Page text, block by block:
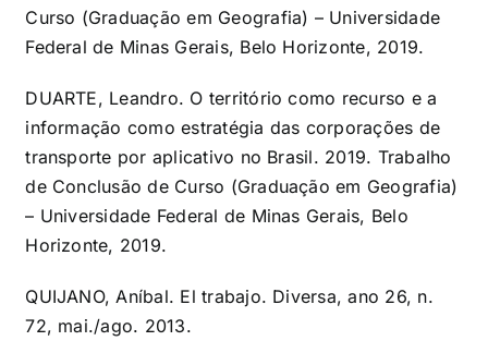
Curso (Graduação em Geografia) – Universidade
Federal de Minas Gerais, Belo Horizonte, 2019.
DUARTE, Leandro. O território como recurso e a
informação como estratégia das corporações de
transporte por aplicativo no Brasil. 2019. Trabalho
de Conclusão de Curso (Graduação em Geografia)
– Universidade Federal de Minas Gerais, Belo
Horizonte, 2019.
QUIJANO, Aníbal. El trabajo. Diversa, ano 26, n.
72, mai./ago. 2013.